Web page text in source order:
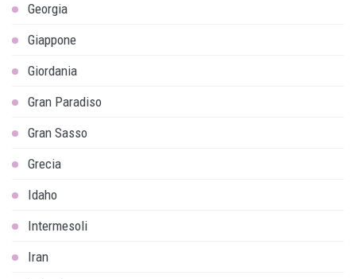
Georgia
Giappone
Giordania
Gran Paradiso
Gran Sasso
Grecia
Idaho
Intermesoli
Iran